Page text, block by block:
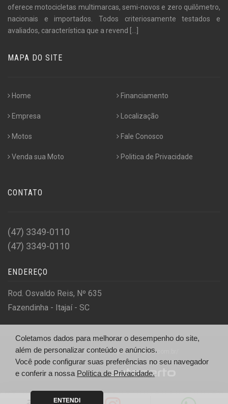
oferece motocicletas multimarcas, semi-novos e zero quilômetro,
nacionais e importados. Todos criteriosamente testados e
avaliados, característica que a revend [...]
MAPA DO SITE
Home
Empresa
Motos
Venda sua Moto
Financiamento
Localização
Fale Conosco
Politica de Privacidade
CONTATO
(47) 3349-0110
(47) 3349-0110
ENDEREÇO
Rod. Osvaldo Reis, Nº 635
Fazendinha - Itajaí - SC
© IM MOTORCYCLE - https://immotos.com.br/
Desenvolvido por
Coletamos dados para melhorar o desempenho do site,
além de personalizar conteúdo e anúncios.
Você pode configurar suas preferências no seu navegador
e conferir a nossa Política de Privacidade.
ENTENDI